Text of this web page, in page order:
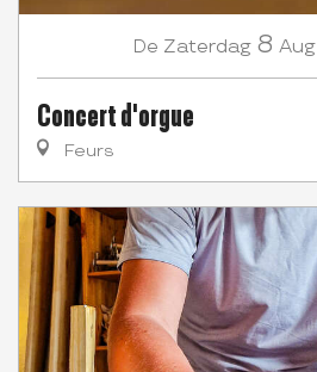
De Zaterdag 8 Aug
Concert d'orgue
Feurs